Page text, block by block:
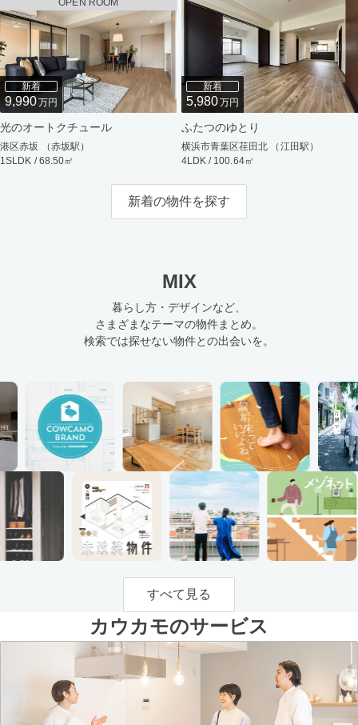
OPEN ROOM
新着
9,990万円
光のオートクチュール
港区赤坂 （赤坂駅）
1SLDK / 68.50㎡
新着
5,980万円
ふたつのゆとり
横浜市青葉区荏田北 （江田駅）
4LDK / 100.64㎡
新着の物件を探す
MIX
暮らし方・デザインなど、
さまざまなテーマの物件まとめ。
検索では探せない物件との出会いを。
すべて見る
カウカモのサービス